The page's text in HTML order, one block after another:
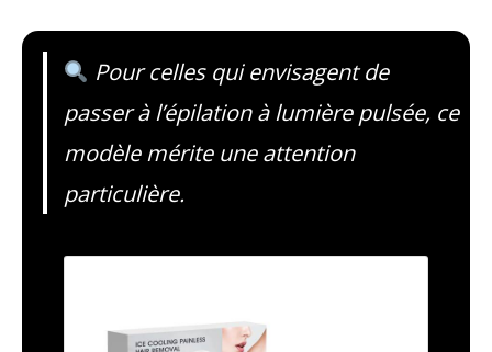
Pour celles qui envisagent de
passer à l’épilation à lumière pulsée, ce
modèle mérite une attention
particulière.